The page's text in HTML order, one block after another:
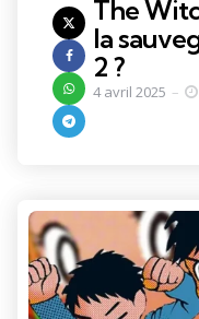
The
la
2 ?
4 avril 2025